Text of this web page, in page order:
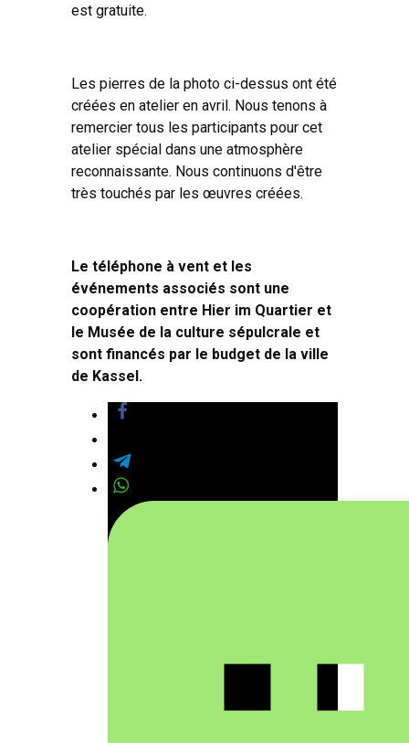
est gratuite.
Les pierres de la photo ci-dessus ont été
créées en atelier en avril. Nous tenons à
remercier tous les participants pour cet
atelier spécial dans une atmosphère
reconnaissante. Nous continuons d'être
très touchés par les œuvres créées.
Le téléphone à vent et les
événements associés sont une
coopération entre Hier im Quartier et
le Musée de la culture sépulcrale et
sont financés par le budget de la ville
de Kassel.